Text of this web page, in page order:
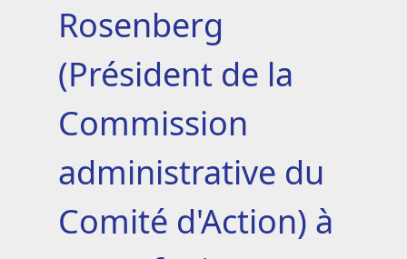
Rosenberg
(Président de la
Commission
administrative du
Comité d'Action) à